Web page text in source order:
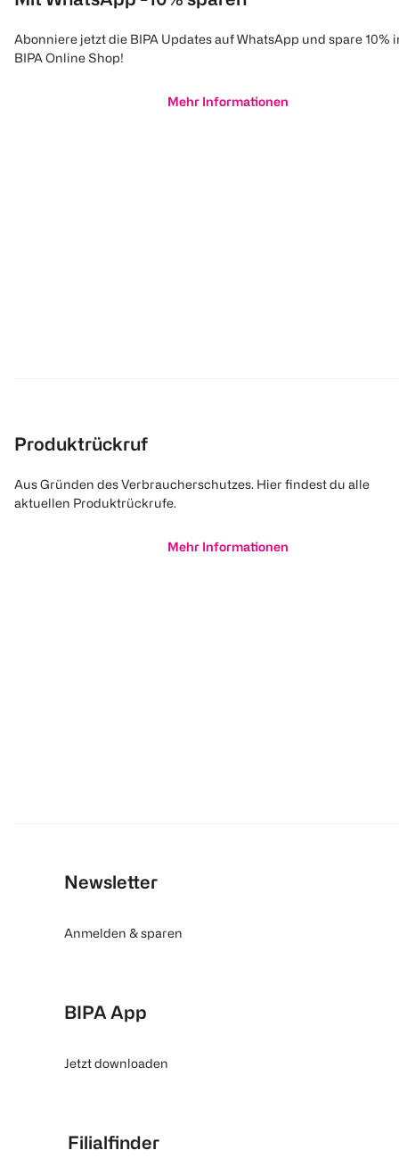
Abonniere jetzt die BIPA Updates auf WhatsApp und spare 10%
BIPA Online Shop!
Mehr Informationen
Produktrückruf
Aus Gründen des Verbraucherschutzes. Hier findest du alle
aktuellen Produktrückrufe.
Mehr Informationen
Newsletter
Anmelden & sparen
BIPA App
Jetzt downloaden
Filialfinder